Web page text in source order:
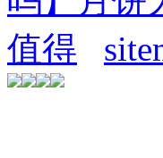
值得